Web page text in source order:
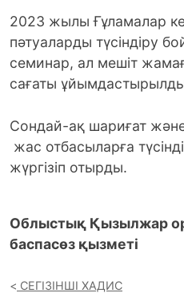
2023 жылы Ғұламалар
пәтуаларды түсіндіру
семинар, ал мешіт
сағаты
Сондай-ақ шариғат
жас отбасыларға
жүргізіп отырды.
Облыстық Қызылжар
баспасөз қызметі
СЕГІЗІНШІ ХАДИС